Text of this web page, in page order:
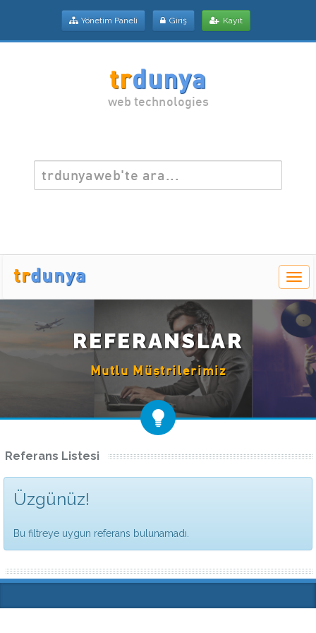
Yönetim Paneli Giriş Kayıt
trdunya
web technologies
Aç
trdunya
REFERANSLAR
Mutlu Müştrilerimiz
Referans Listesi
Üzgünüz!
Bu filtreye uygun referans bulunamadı.